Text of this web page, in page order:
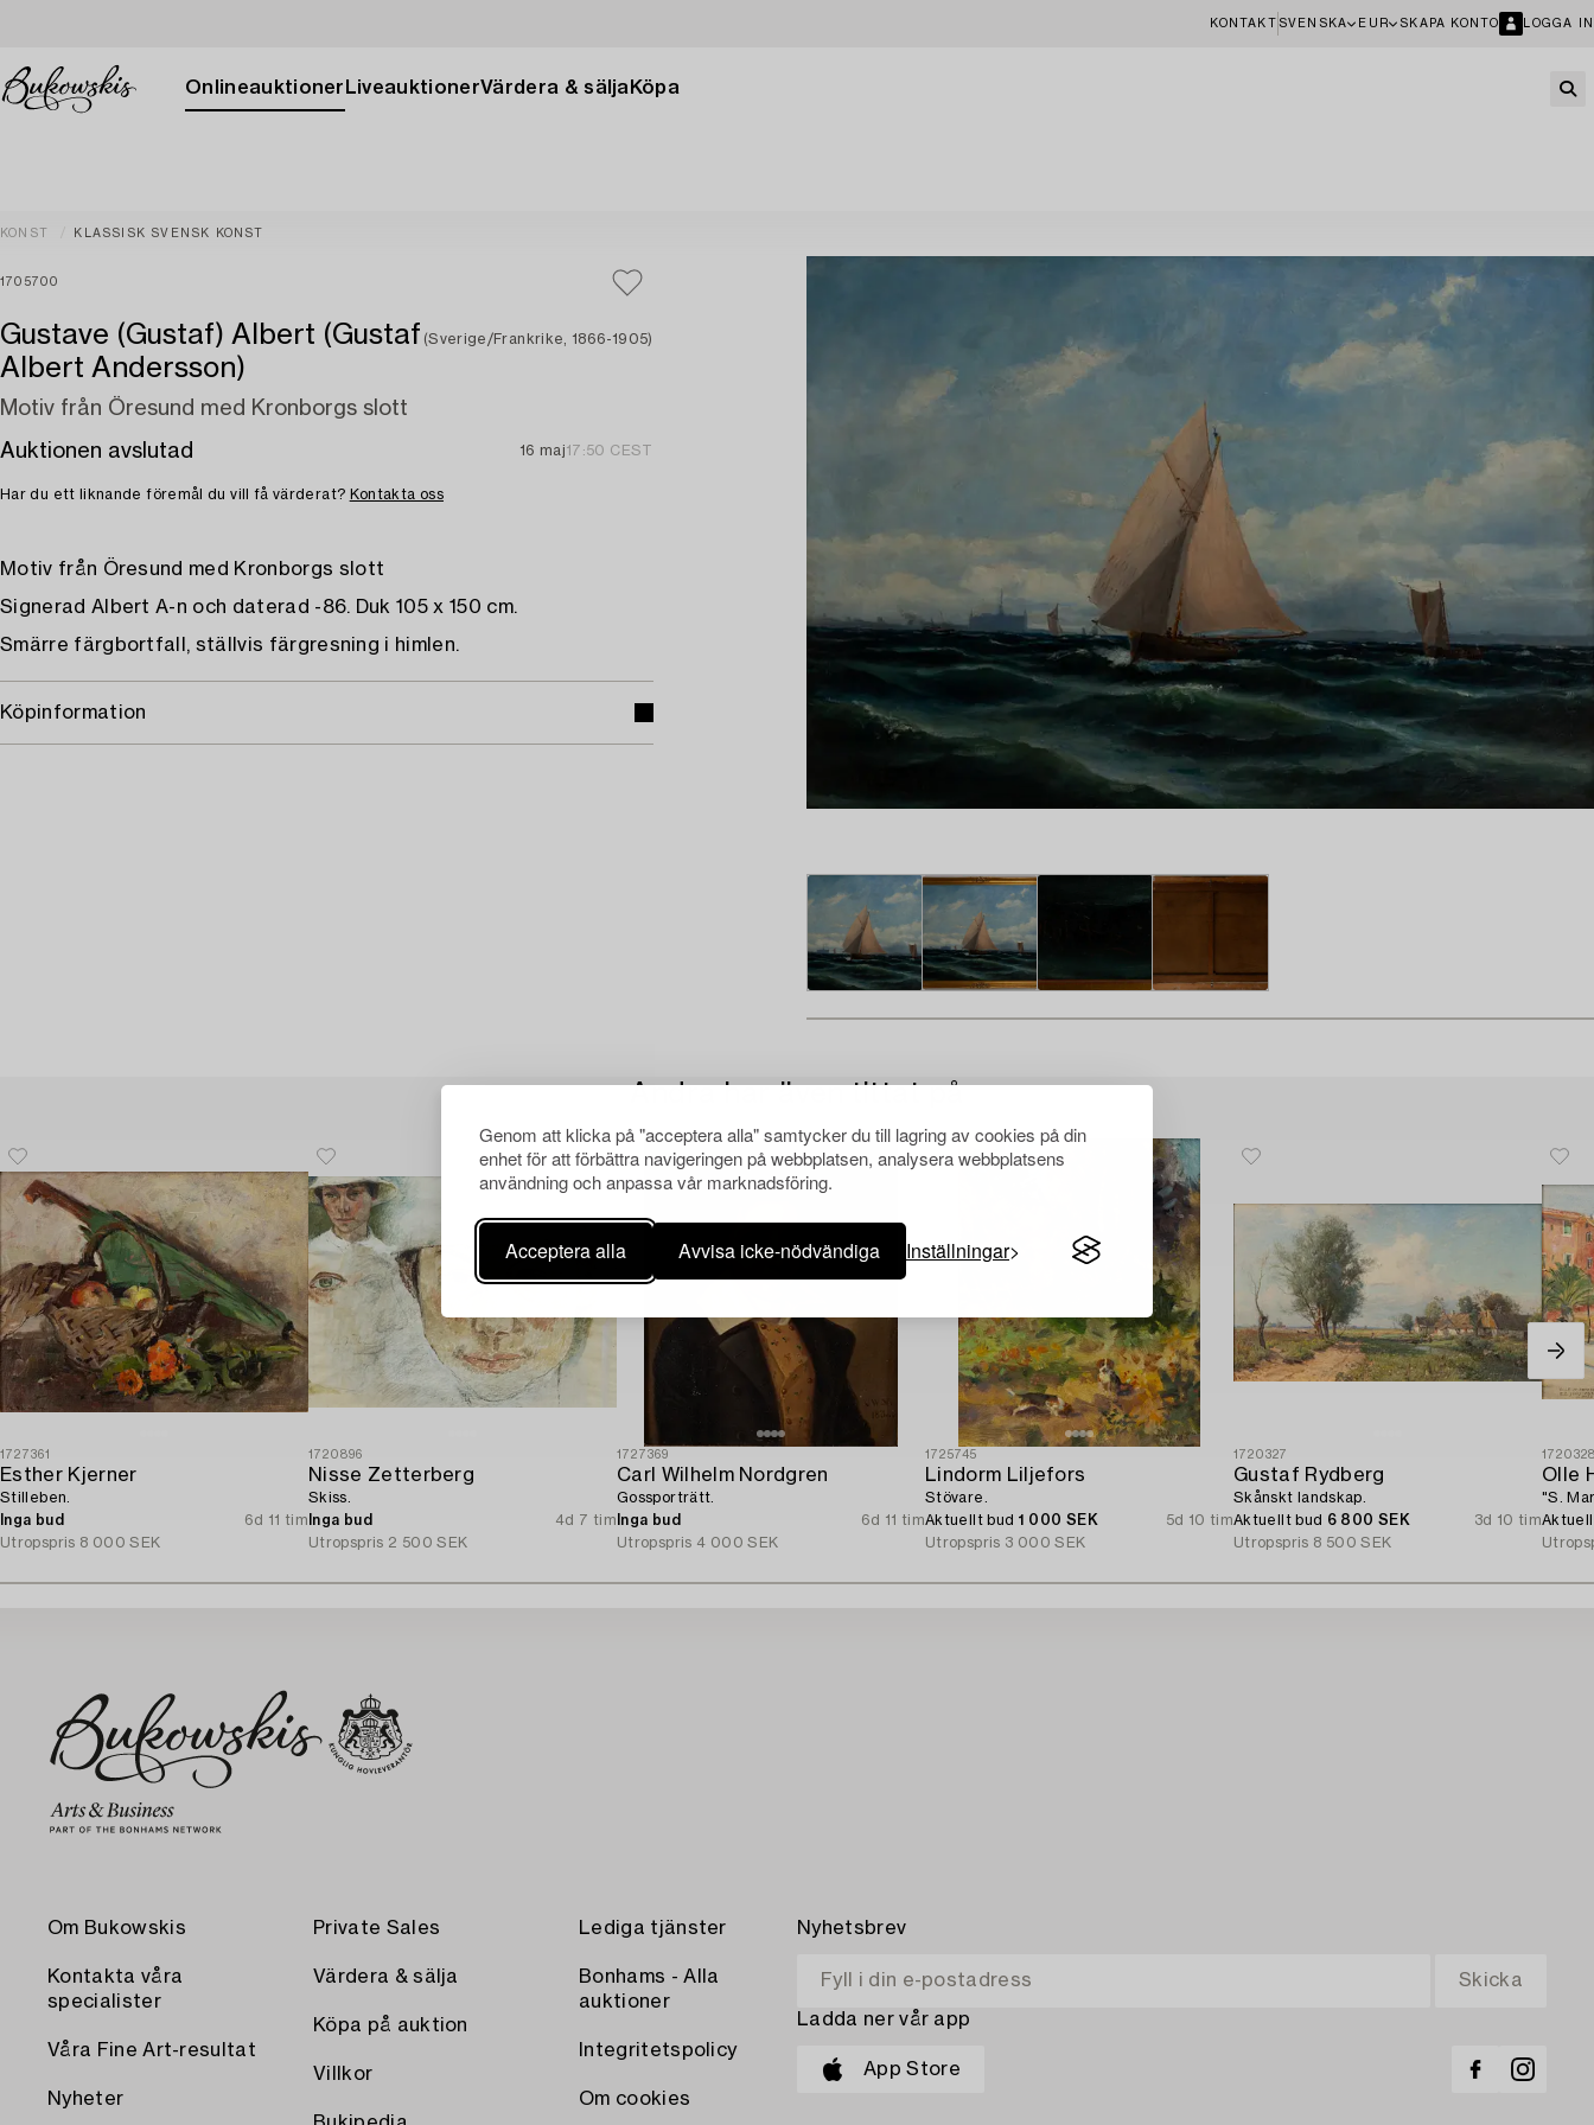
Genom att klicka på "acceptera alla" samtycker du till lagring av cookies på din
enhet för att förbättra navigeringen på webbplatsen, analysera webbplatsens
användning och anpassa vår marknadsföring.
Acceptera alla Avvisa icke-nödvändiga Inställningar
KONTAKT SVENSKA EUR SKAPA KONTO LOGGA IN
Onlineauktioner LiveauktionerVärdera & sälja Köpa
KONST KLASSISK SVENSK KONST
1705700
Gustave (Gustaf) Albert (Gustaf
Albert Andersson)
(Sverige/Frankrike, 1866-1905)
Motiv från Öresund med Kronborgs slott
Auktionen avslutad
16 maj17:50 CEST
Har du ett liknande föremål du vill få värderat? Kontakta oss
Motiv från Öresund med Kronborgs slott
Signerad Albert A-n och daterad -86. Duk 105 x 150 cm.
Smärre färgbortfall, ställvis färgresning i himlen.
Köpinformation
Andra har även tittat på
1727361
Esther Kjerner
Stilleben.
Inga bud
6d 11 tim
Utropspris 8 000 SEK
1720896
Nisse Zetterberg
Skiss.
Inga bud
4d 7 tim
Utropspris 2 500 SEK
1727369
Carl Wilhelm Nordgren
Gossporträtt.
Inga bud
6d 11 tim
Utropspris 4 000 SEK
1725745
Lindorm Liljefors
Stövare.
Aktuellt bud 1 000 SEK
5d 10 tim
Utropspris 3 000 SEK
1720327
Gustaf Rydberg
Skånskt landskap.
Aktuellt bud 6 800 SEK
3d 10 tim
Utropspris 8 500 SEK
Olle
"S.
Om Bukowskis
Kontakta våra
specialister
Våra Fine Art-resultat
Nyheter
Private Sales
Värdera & sälja
Köpa på auktion
Villkor
Lediga tjänster
Bonhams - Alla
auktioner
Integritetspolicy
Om cookies
Nyhetsbrev
Ladda ner vår app
App Store